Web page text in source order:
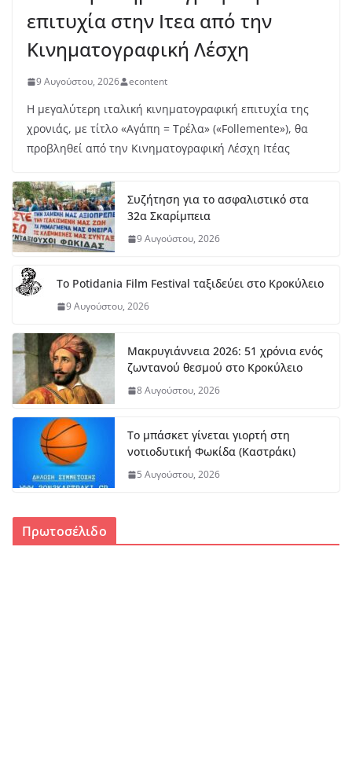
επιτυχία στην Ιτεα από την
Κινηματογραφική Λέσχη
9 Αυγούστου, 2026 econtent
Η μεγαλύτερη ιταλική κινηματογραφική επιτυχία της
χρονιάς, με τίτλο «Αγάπη = Τρέλα» («Follemente»), θα
προβληθεί από την Κινηματογραφική Λέσχη Ιτέας
Συζήτηση για το ασφαλιστικό στα
32α Σκαρίμπεια
9 Αυγούστου, 2026
Το Potidania Film Festival ταξιδεύει στο Κροκύλειο
9 Αυγούστου, 2026
Μακρυγιάννεια 2026: 51 χρόνια ενός
ζωντανού θεσμού στο Κροκύλειο
8 Αυγούστου, 2026
Το μπάσκετ γίνεται γιορτή στη
νοτιοδυτική Φωκίδα (Καστράκι)
5 Αυγούστου, 2026
Πρωτοσέλιδο